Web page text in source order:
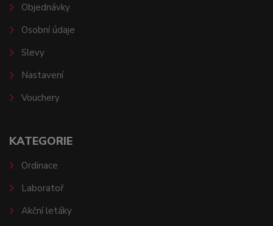
Objednávky
Osobní údaje
Slevy
Nastavení
Vouchery
KATEGORIE
Ordinace
Laboratoř
Akční letáky